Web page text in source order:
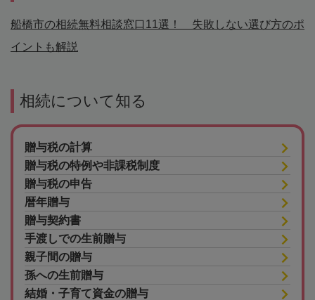
船橋市の相続無料相談窓口11選！ 失敗しない選び方のポ
イントも解説
相続について知る
贈与税の計算
贈与税の特例や非課税制度
贈与税の申告
暦年贈与
贈与契約書
手渡しでの生前贈与
親子間の贈与
孫への生前贈与
結婚・子育て資金の贈与